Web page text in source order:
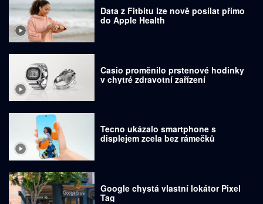
Data z Fitbitu lze nově posílat přímo
do Apple Health
Casio proměnilo prstenové hodinky
v chytré zdravotní zařízení
Tecno ukázalo smartphone s
displejem zcela bez rámečků
Google chystá vlastní lokátor Pixel
Tag